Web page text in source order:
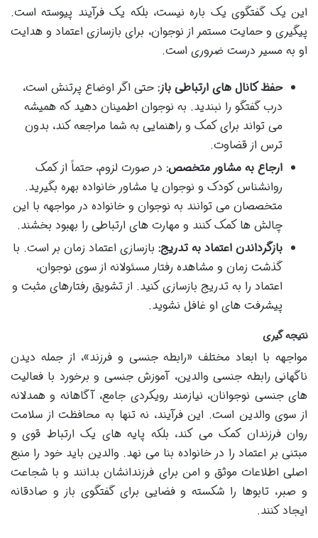
این یک گفتگوی یک باره نیست، بلکه یک فرآیند پیوسته است.
پیگیری و حمایت مستمر از نوجوان، برای بازسازی اعتماد و هدایت
او به مسیر درست ضروری است.
حفظ کانال های ارتباطی باز: حتی اگر اوضاع پرتنش است،
درب گفتگو را نبندید. به نوجوان اطمینان دهید که همیشه
می تواند برای کمک و راهنمایی به شما مراجعه کند، بدون
ترس از قضاوت.
ارجاع به مشاور متخصص: در صورت لزوم، حتماً از کمک
روانشناس کودک و نوجوان یا مشاور خانواده بهره بگیرید.
متخصصان می توانند به نوجوان و خانواده در مواجهه با این
چالش ها کمک کنند و مهارت های ارتباطی را بهبود بخشند.
بازگرداندن اعتماد به تدریج: بازسازی اعتماد زمان بر است. با
گذشت زمان و مشاهده رفتار مسئولانه از سوی نوجوان،
اعتماد را به تدریج بازسازی کنید. از تشویق رفتارهای مثبت و
پیشرفت های او غافل نشوید.
نتیجه گیری
مواجهه با ابعاد مختلف «رابطه جنسی و فرزند»، از جمله دیدن
ناگهانی رابطه جنسی والدین، آموزش جنسی و برخورد با فعالیت
های جنسی نوجوانان، نیازمند رویکردی جامع، آگاهانه و همدلانه
از سوی والدین است. این فرآیند، نه تنها به محافظت از سلامت
روان فرزندان کمک می کند، بلکه پایه های یک ارتباط قوی و
مبتنی بر اعتماد را در خانواده بنا می نهد. والدین باید خود را منبع
اصلی اطلاعات موثق و امن برای فرزندانشان بدانند و با شجاعت
و صبر، تابوها را شکسته و فضایی برای گفتگوی باز و صادقانه
ایجاد کنند.